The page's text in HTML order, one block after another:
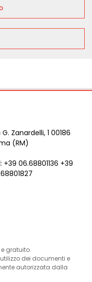
G. Zanardelli, 1 00186
(RM)
+39 06.68801136 +39
gratuito.
dei documenti e
autorizzata dalla